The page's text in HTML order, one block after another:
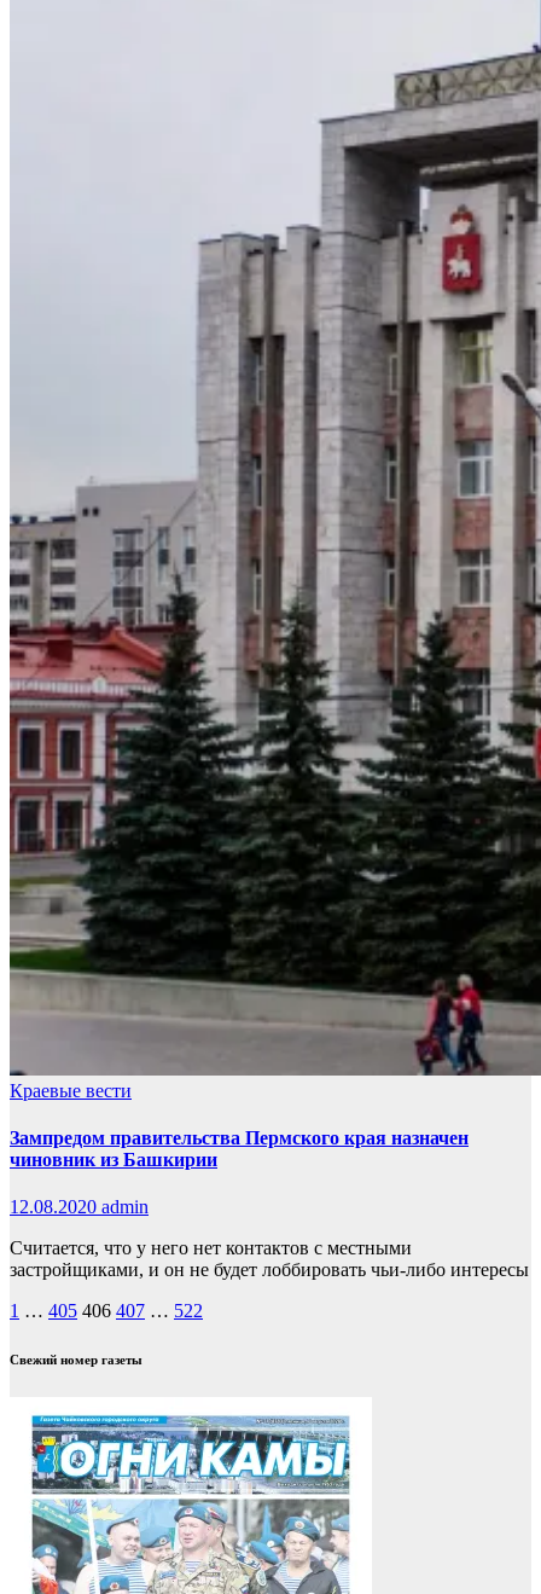
Краевые вести
Зампредом правительства Пермского края назначен
чиновник из Башкирии
12.08.2020 admin
Считается, что у него нет контактов с местными
застройщиками, и он не будет лоббировать чьи-либо интересы
Пагинация
записей
1 … 405 406 407 … 522
Свежий номер газеты